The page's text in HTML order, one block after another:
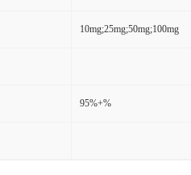
10mg;25mg;50mg;100mg
95%+%